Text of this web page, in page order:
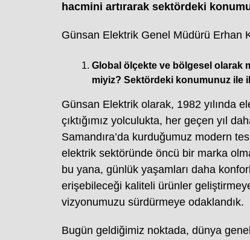
hacmini artırarak sektördeki
Günsan Elektrik Genel Müdürü Erhan
Global ölçekte ve bölgesel olarak
miyiz? Sektördeki konumunuz ile
Günsan Elektrik olarak, 1982 yılında
çıktığımız yolculukta, her geçen yıl
Samandıra’da kurduğumuz modern
elektrik sektöründe öncü bir marka
bu yana, günlük yaşamları daha
erişebileceği kaliteli ürünler
vizyonumuzu sürdürmeye odaklandık.
Bugün geldiğimiz noktada, dünya